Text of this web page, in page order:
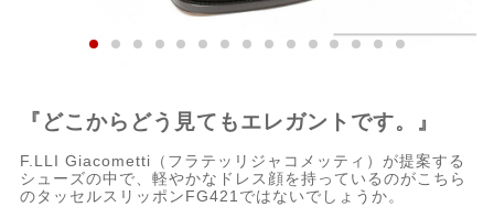
『どこからどう見てもエレガントです。』
F.LLI Giacometti（フラテッリジャコメッティ）が提案する
シューズの中で、軽やかなドレス顔を持っているのがこちら
のタッセルスリッポンFG421ではないでしょうか。